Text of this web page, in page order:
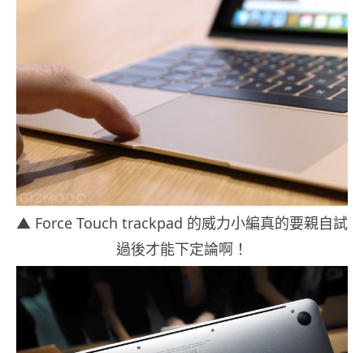
▲ Force Touch trackpad 的威力小編真的要親自試
過後才能下定論啊！